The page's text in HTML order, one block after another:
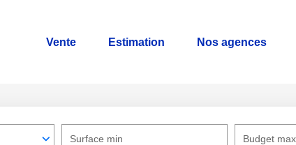
Vente Estimation Nos agences
Surface min Budget max